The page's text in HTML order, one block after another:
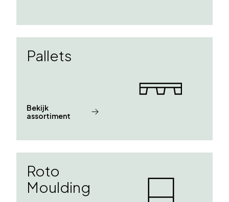
Pallets
Bekijk
assortiment
Roto
Moulding